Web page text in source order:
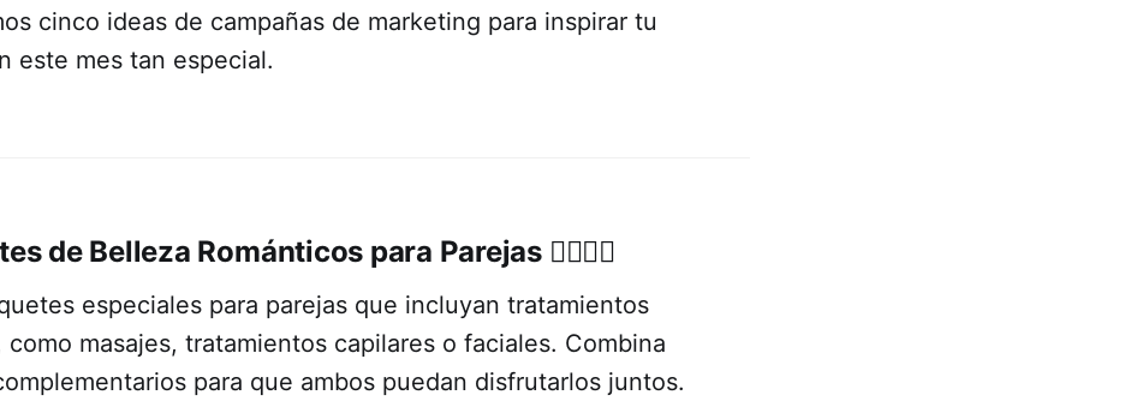
cinco ideas de campañas de marketing para inspirar tu
este mes tan especial.
de Belleza Románticos para Parejas💆‍♀️💆‍♂️
especiales para parejas que incluyan tratamientos
como masajes, tratamientos capilares o faciales. Combina
para que ambos puedan disfrutarlos juntos.